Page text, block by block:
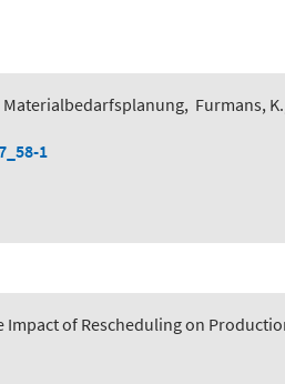
Materialbedarfsplanung, Furmans,
1
Impact of Rescheduling on